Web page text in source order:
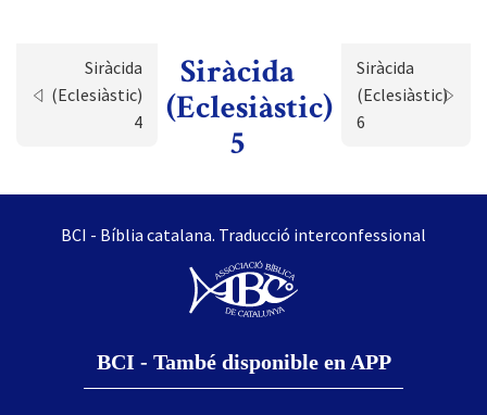
Siràcida
(Eclesiàstic)
4
Siràcida
(Eclesiàstic)
5
Siràcida
(Eclesiàstic)
6
BCI - Bíblia catalana. Traducció interconfessional
BCI - També disponible en APP